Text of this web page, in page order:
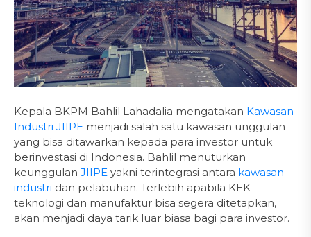
Kepala BKPM Bahlil Lahadalia mengatakan Kawasan
Industri JIIPE menjadi salah satu kawasan unggulan
yang bisa ditawarkan kepada para investor untuk
berinvestasi di Indonesia. Bahlil menuturkan
keunggulan JIIPE yakni terintegrasi antara kawasan
industri dan pelabuhan. Terlebih apabila KEK
teknologi dan manufaktur bisa segera ditetapkan,
akan menjadi daya tarik luar biasa bagi para investor.